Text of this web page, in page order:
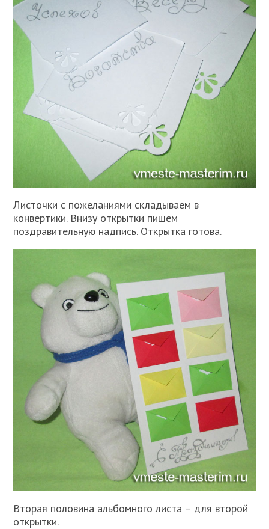
Листочки с пожеланиями складываем в
конвертики. Внизу открытки пишем
поздравительную надпись. Открытка готова.
Вторая половина альбомного листа – для второй
открытки.